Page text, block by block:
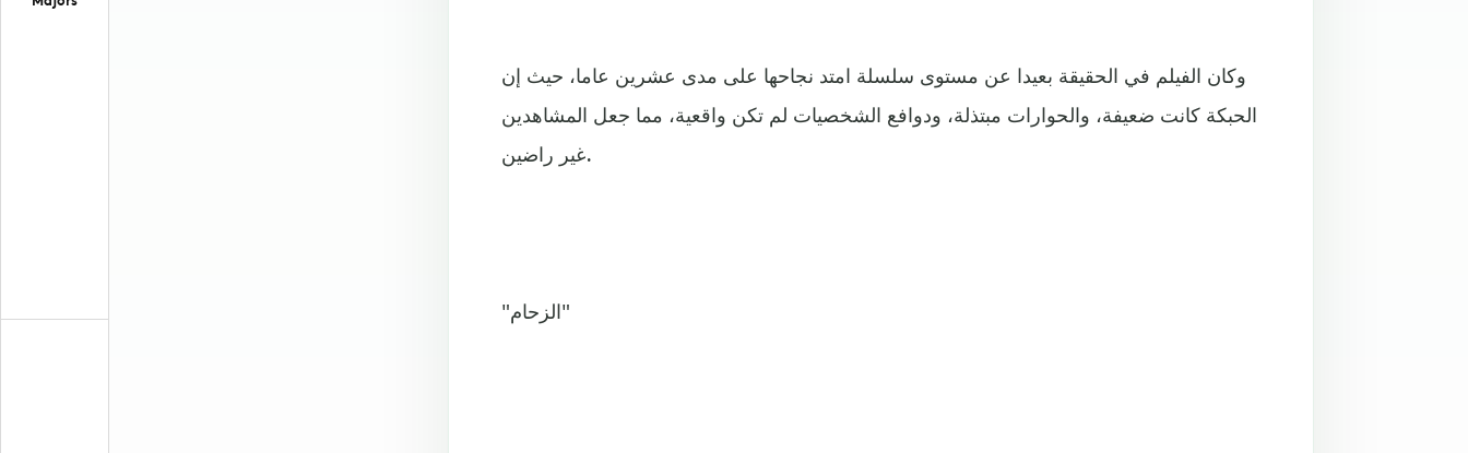
وكان الفيلم في الحقيقة بعيدا عن مستوى سلسلة امتد نجاحها على مدى عشرين عاما، حيث إن
الحبكة كانت ضعيفة، والحوارات مبتذلة، ودوافع الشخصيات لم تكن واقعية، مما جعل المشاهدين
غير راضين.
"الزحام"